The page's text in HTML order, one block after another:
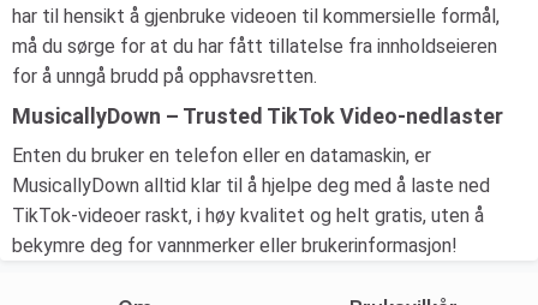
har til hensikt å gjenbruke videoen til kommersielle formål,
må du sørge for at du har fått tillatelse fra innholdseieren
for å unngå brudd på opphavsretten.
MusicallyDown – Trusted TikTok Video-nedlaster
Enten du bruker en telefon eller en datamaskin, er
MusicallyDown alltid klar til å hjelpe deg med å laste ned
TikTok-videoer raskt, i høy kvalitet og helt gratis, uten å
bekymre deg for vannmerker eller brukerinformasjon!